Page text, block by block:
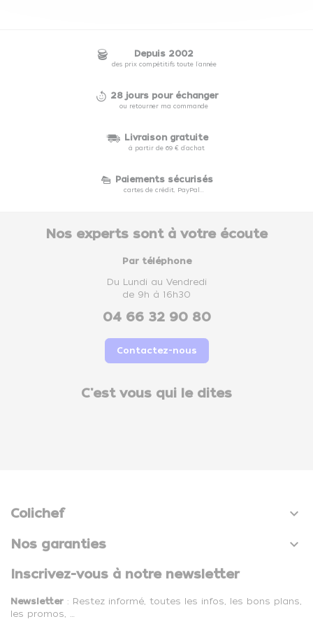
Depuis 2002
des prix compétitifs toute l'année
28 jours pour échanger
ou retourner ma commande
Livraison gratuite
à partir de 69 € d'achat
Paiements sécurisés
cartes de crédit, PayPal...
Nos experts sont à votre écoute
Par téléphone
Du Lundi au Vendredi
de 9h à 16h30
04 66 32 90 80
Contactez-nous
C'est vous qui le dites
Colichef 
Nos garanties 
Inscrivez-vous à notre newsletter
Newsletter : Restez informé, toutes les infos, les bons plans,
les promos, …